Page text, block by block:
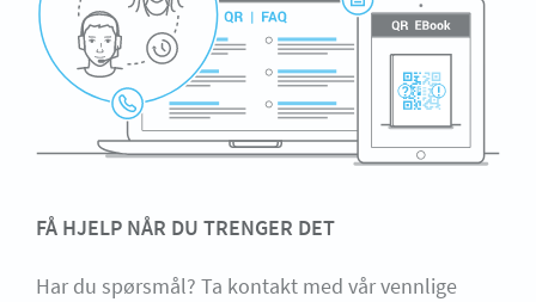
FÅ HJELP NÅR DU TRENGER DET
Har du spørsmål? Ta kontakt med vår vennlige